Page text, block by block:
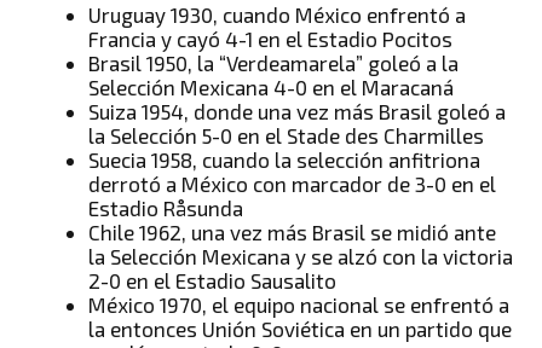
Uruguay 1930, cuando México enfrentó a
Francia y cayó 4-1 en el Estadio Pocitos
Brasil 1950, la “Verdeamarela” goleó a la
Selección Mexicana 4-0 en el Maracaná
Suiza 1954, donde una vez más Brasil goleó a
la Selección 5-0 en el Stade des Charmilles
Suecia 1958, cuando la selección anfitriona
derrotó a México con marcador de 3-0 en el
Estadio Råsunda
Chile 1962, una vez más Brasil se midió ante
la Selección Mexicana y se alzó con la victoria
2-0 en el Estadio Sausalito
México 1970, el equipo nacional se enfrentó a
la entonces Unión Soviética en un partido que